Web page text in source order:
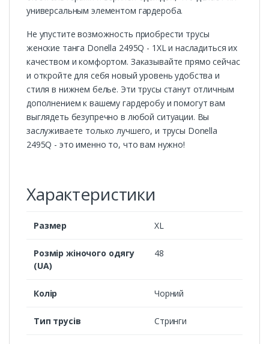
универсальным элементом гардероба.
Не упустите возможность приобрести трусы
женские танга Donella 2495Q - 1XL и насладиться их
качеством и комфортом. Заказывайте прямо сейчас
и откройте для себя новый уровень удобства и
стиля в нижнем белье. Эти трусы станут отличным
дополнением к вашему гардеробу и помогут вам
выглядеть безупречно в любой ситуации. Вы
заслуживаете только лучшего, и трусы Donella
2495Q - это именно то, что вам нужно!
Характеристики
Размер XL
Розмір жіночого одягу
(UA)
48
Колір Чорний
Тип трусів Стринги